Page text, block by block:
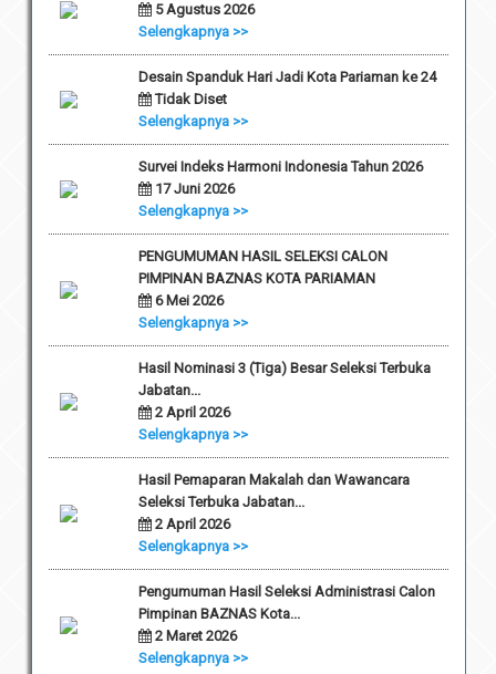
5 Agustus 2026
Selengkapnya >>
Desain Spanduk Hari Jadi Kota Pariaman ke 24
Tidak Diset
Selengkapnya >>
Survei Indeks Harmoni Indonesia Tahun 2026
17 Juni 2026
Selengkapnya >>
PENGUMUMAN HASIL SELEKSI CALON
PIMPINAN BAZNAS KOTA PARIAMAN
6 Mei 2026
Selengkapnya >>
Hasil Nominasi 3 (Tiga) Besar Seleksi Terbuka
Jabatan...
2 April 2026
Selengkapnya >>
Hasil Pemaparan Makalah dan Wawancara
Seleksi Terbuka Jabatan...
2 April 2026
Selengkapnya >>
Pengumuman Hasil Seleksi Administrasi Calon
Pimpinan BAZNAS Kota...
2 Maret 2026
Selengkapnya >>